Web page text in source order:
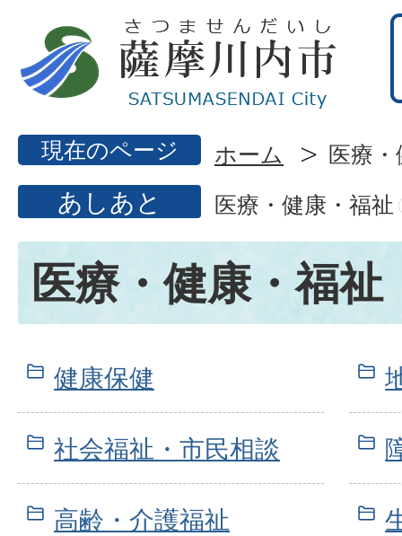
現在のページ ホーム 医療
あしあと 医療・健康・福祉
医療・健康・福祉
健康保健
社会福祉・市民相談
高齢・介護福祉